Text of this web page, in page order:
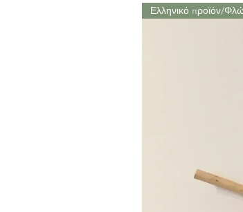
Ελληνικό προϊόν/